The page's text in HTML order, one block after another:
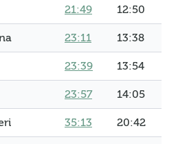
21:49 12:50
23:11 13:38
23:39 13:54
23:57 14:05
35:13 20:42